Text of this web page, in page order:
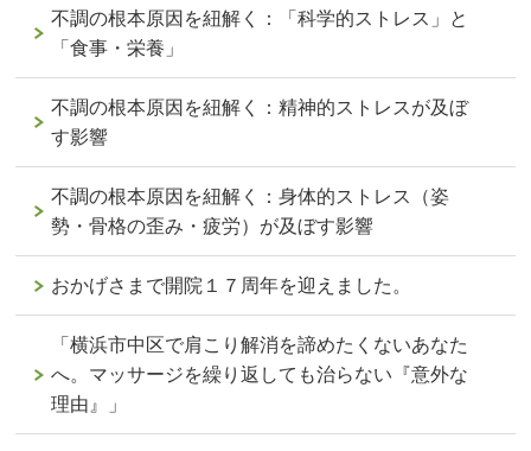
不調の根本原因を紐解く：「科学的ストレス」と
「食事・栄養」
不調の根本原因を紐解く：精神的ストレスが及ぼ
す影響
不調の根本原因を紐解く：身体的ストレス（姿
勢・骨格の歪み・疲労）が及ぼす影響
おかげさまで開院１７周年を迎えました。
「横浜市中区で肩こり解消を諦めたくないあなた
へ。マッサージを繰り返しても治らない『意外な
理由』」